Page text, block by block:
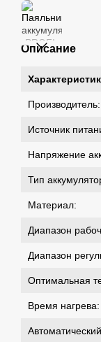
Описание
Производитель:
Источник
Напряжение
Тип
Материал:
Диапазон
Диапазон
Оптимальная
Время нагрева: